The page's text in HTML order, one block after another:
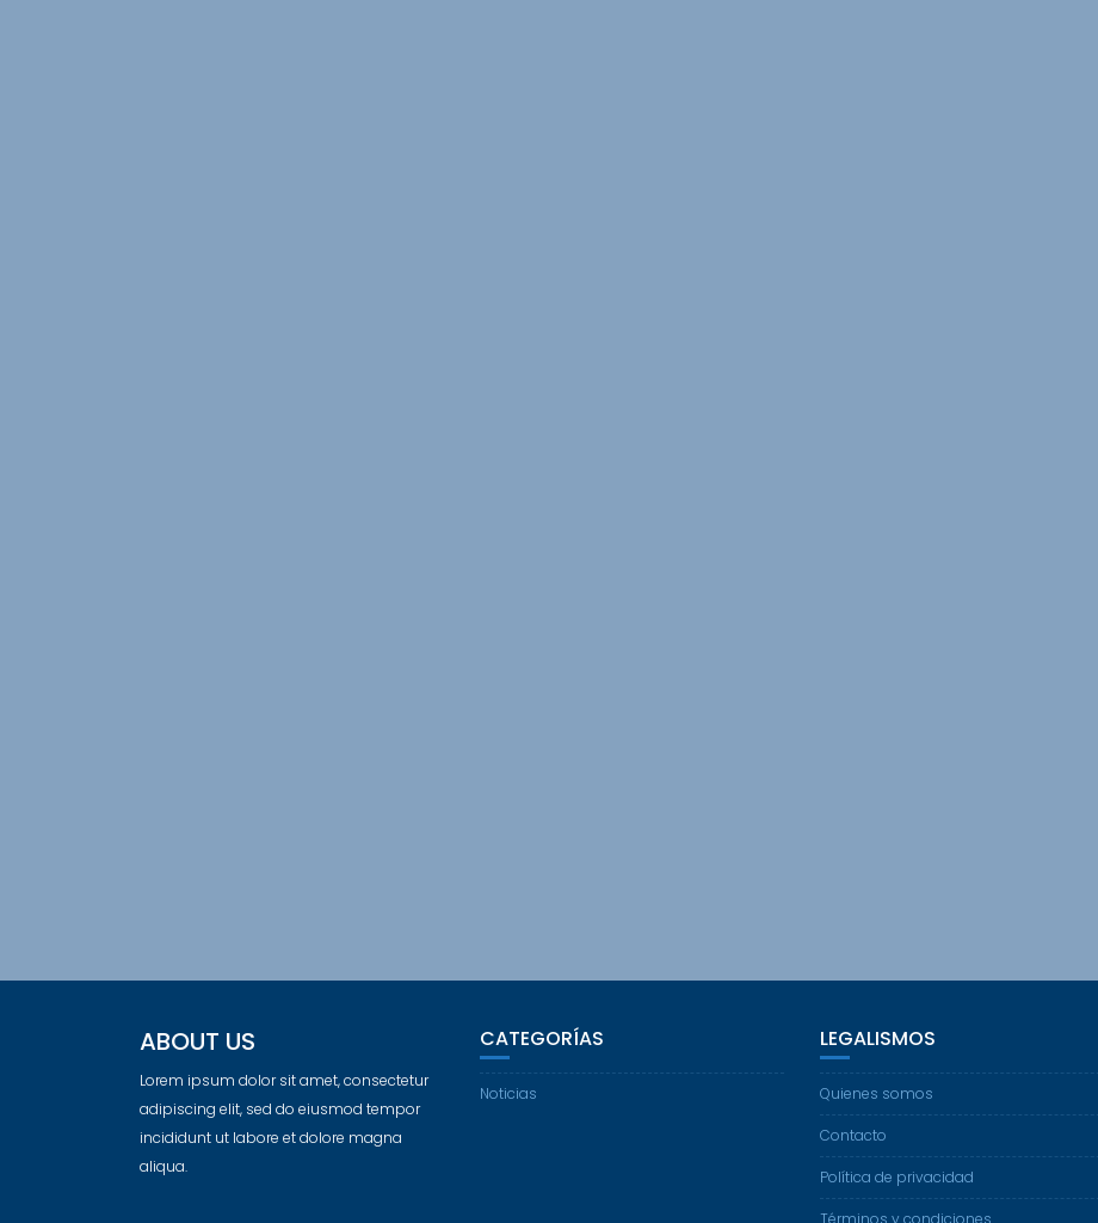
ABOUT US
Lorem ipsum dolor sit amet, consectetur
adipiscing elit, sed do eiusmod tempor
incididunt ut labore et dolore magna
aliqua.
CATEGORÍAS
Noticias
LEGALISMOS
Quienes somos
Contacto
Política de privacidad
Términos y condiciones